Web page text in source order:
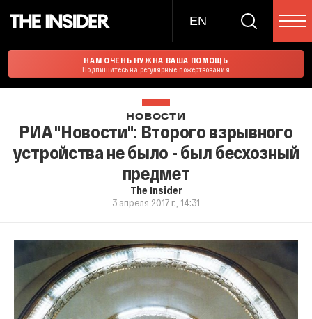
EN
НАМ ОЧЕНЬ НУЖНА ВАША ПОМОЩЬ
Подпишитесь на регулярные пожертвования
НОВОСТИ
РИА "Новости": Второго взрывного
устройства не было - был бесхозный
предмет
The Insider
3 апреля 2017 г., 14:31